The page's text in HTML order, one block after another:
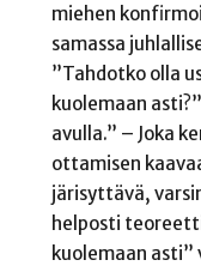
miehen
samassa
”Tahdotko olla
kuolemaan
avulla.” – Joka
ottamisen
järisyttävä,
helposti
kuolemaan